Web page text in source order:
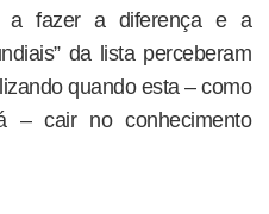
a fazer a diferença e a
da lista perceberam
quando esta – como
– cair no conhecimento